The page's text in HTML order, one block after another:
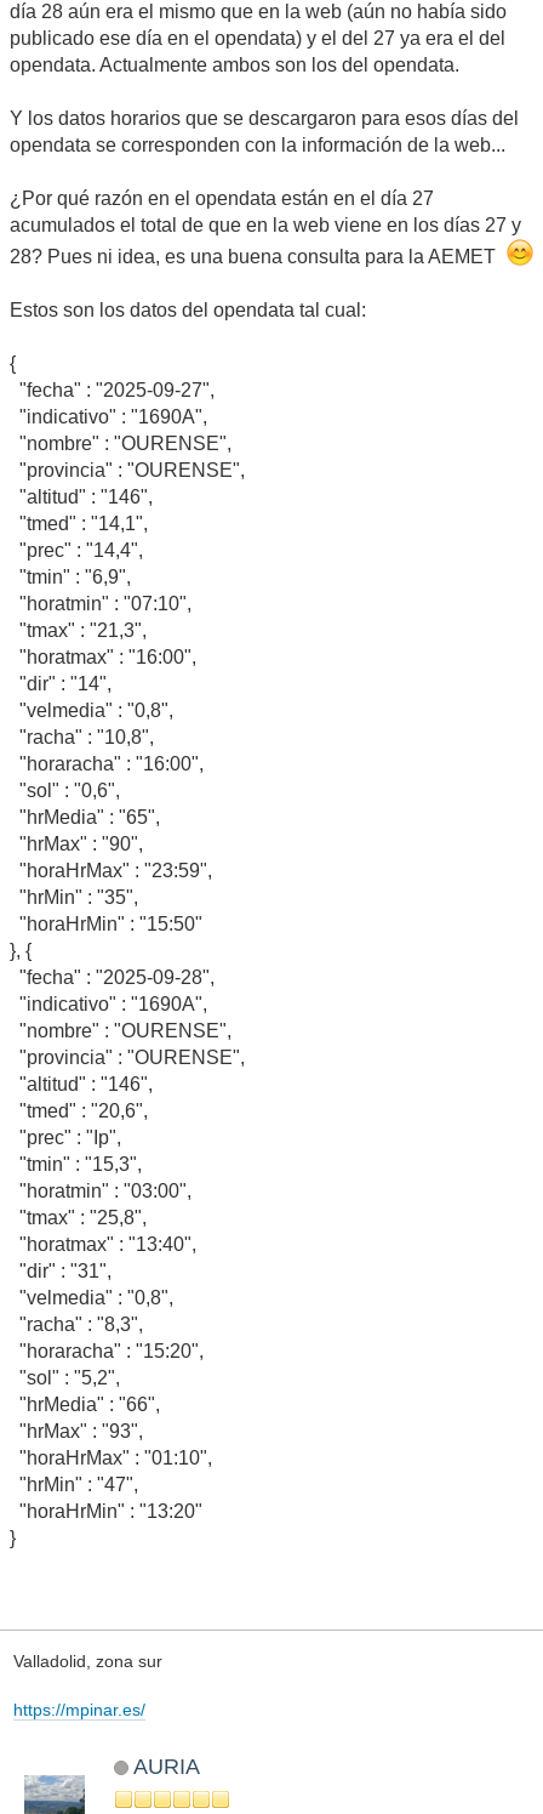
día 28 aún era el mismo que en la web (aún no había sido
publicado ese día en el opendata) y el del 27 ya era el del
opendata. Actualmente ambos son los del opendata.
Y los datos horarios que se descargaron para esos días del
opendata se corresponden con la información de la web...
¿Por qué razón en el opendata están en el día 27
acumulados el total de que en la web viene en los días 27 y
28? Pues ni idea, es una buena consulta para la AEMET
Estos son los datos del opendata tal cual:
{
"fecha" : "2025-09-27",
"indicativo" : "1690A",
"nombre" : "OURENSE",
"provincia" : "OURENSE",
"altitud" : "146",
"tmed" : "14,1",
"prec" : "14,4",
"tmin" : "6,9",
"horatmin" : "07:10",
"tmax" : "21,3",
"horatmax" : "16:00",
"dir" : "14",
"velmedia" : "0,8",
"racha" : "10,8",
"horaracha" : "16:00",
"sol" : "0,6",
"hrMedia" : "65",
"hrMax" : "90",
"horaHrMax" : "23:59",
"hrMin" : "35",
"horaHrMin" : "15:50"
}, {
"fecha" : "2025-09-28",
"indicativo" : "1690A",
"nombre" : "OURENSE",
"provincia" : "OURENSE",
"altitud" : "146",
"tmed" : "20,6",
"prec" : "Ip",
"tmin" : "15,3",
"horatmin" : "03:00",
"tmax" : "25,8",
"horatmax" : "13:40",
"dir" : "31",
"velmedia" : "0,8",
"racha" : "8,3",
"horaracha" : "15:20",
"sol" : "5,2",
"hrMedia" : "66",
"hrMax" : "93",
"horaHrMax" : "01:10",
"hrMin" : "47",
"horaHrMin" : "13:20"
}
Valladolid, zona sur
https://mpinar.es/
AURIA